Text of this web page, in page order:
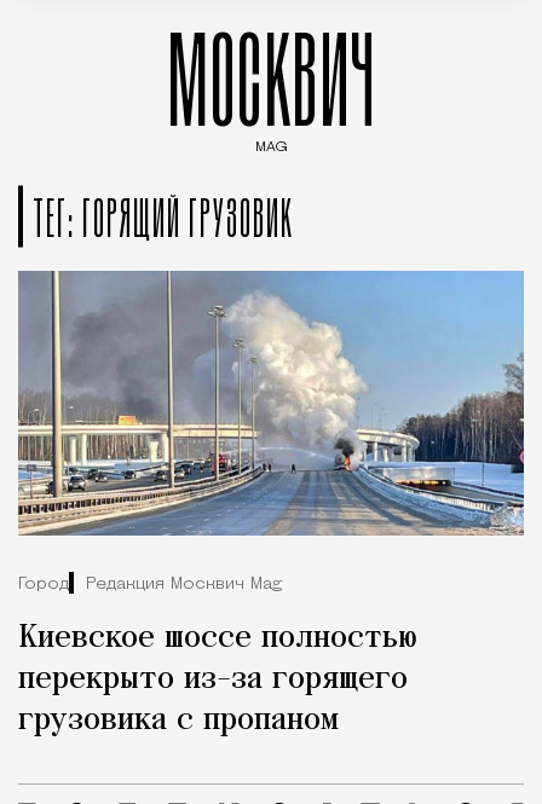
МОСКВИЧ
MAG
ТЕГ: ГОРЯЩИЙ ГРУЗОВИК
Город Редакция Москвич Mag
Киевское шоссе полностью
перекрыто из-за горящего
грузовика с пропаном